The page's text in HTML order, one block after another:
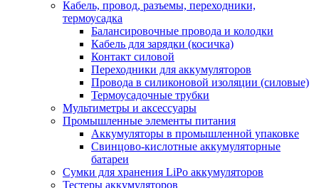
Кабель, провод, разъемы, переходники,
термоусадка
Балансировочные провода и колодки
Кабель для зарядки (косичка)
Контакт силовой
Переходники для аккумуляторов
Провода в силиконовой изоляции (силовые)
Термоусадочные трубки
Мультиметры и аксессуары
Промышленные элементы питания
Аккумуляторы в промышленной упаковке
Свинцово-кислотные аккумуляторные
батареи
Сумки для хранения LiPo аккумуляторов
Тестеры аккумуляторов